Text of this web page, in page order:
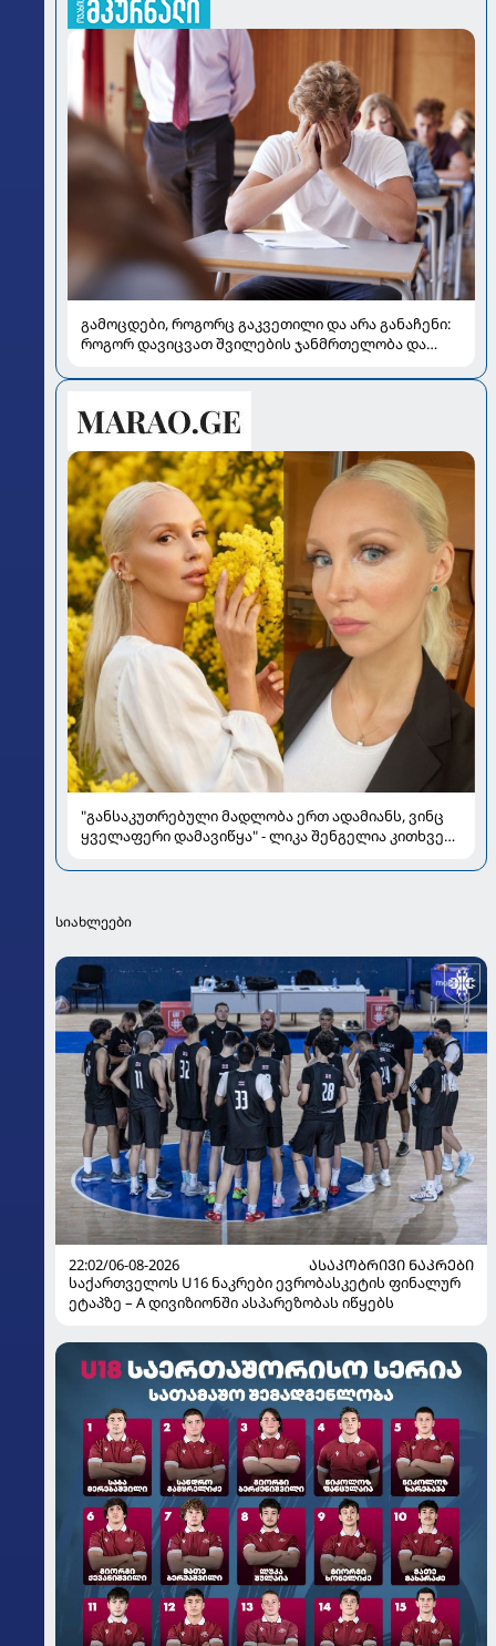
გამოცდები, როგორც გაკვეთილი და არა განაჩენი:
როგორ დავიცვათ შვილების ჯანმრთელობა და
"განსაკუთრებული მადლობა ერთ ადამიანს, ვინც
ყველაფერი დამავიწყა" - ლიკა შენგელია კითხვებს
სიახლეები
22:02/06-08-2026
ᲐᲡᲐᲙᲝᲑᲠᲘᲕᲘ ᲜᲐᲙᲠᲔᲑᲘ
საქართველოს U16 ნაკრები ევრობასკეტის ფინალურ
ეტაპზე – A დივიზიონში ასპარეზობას იწყებს